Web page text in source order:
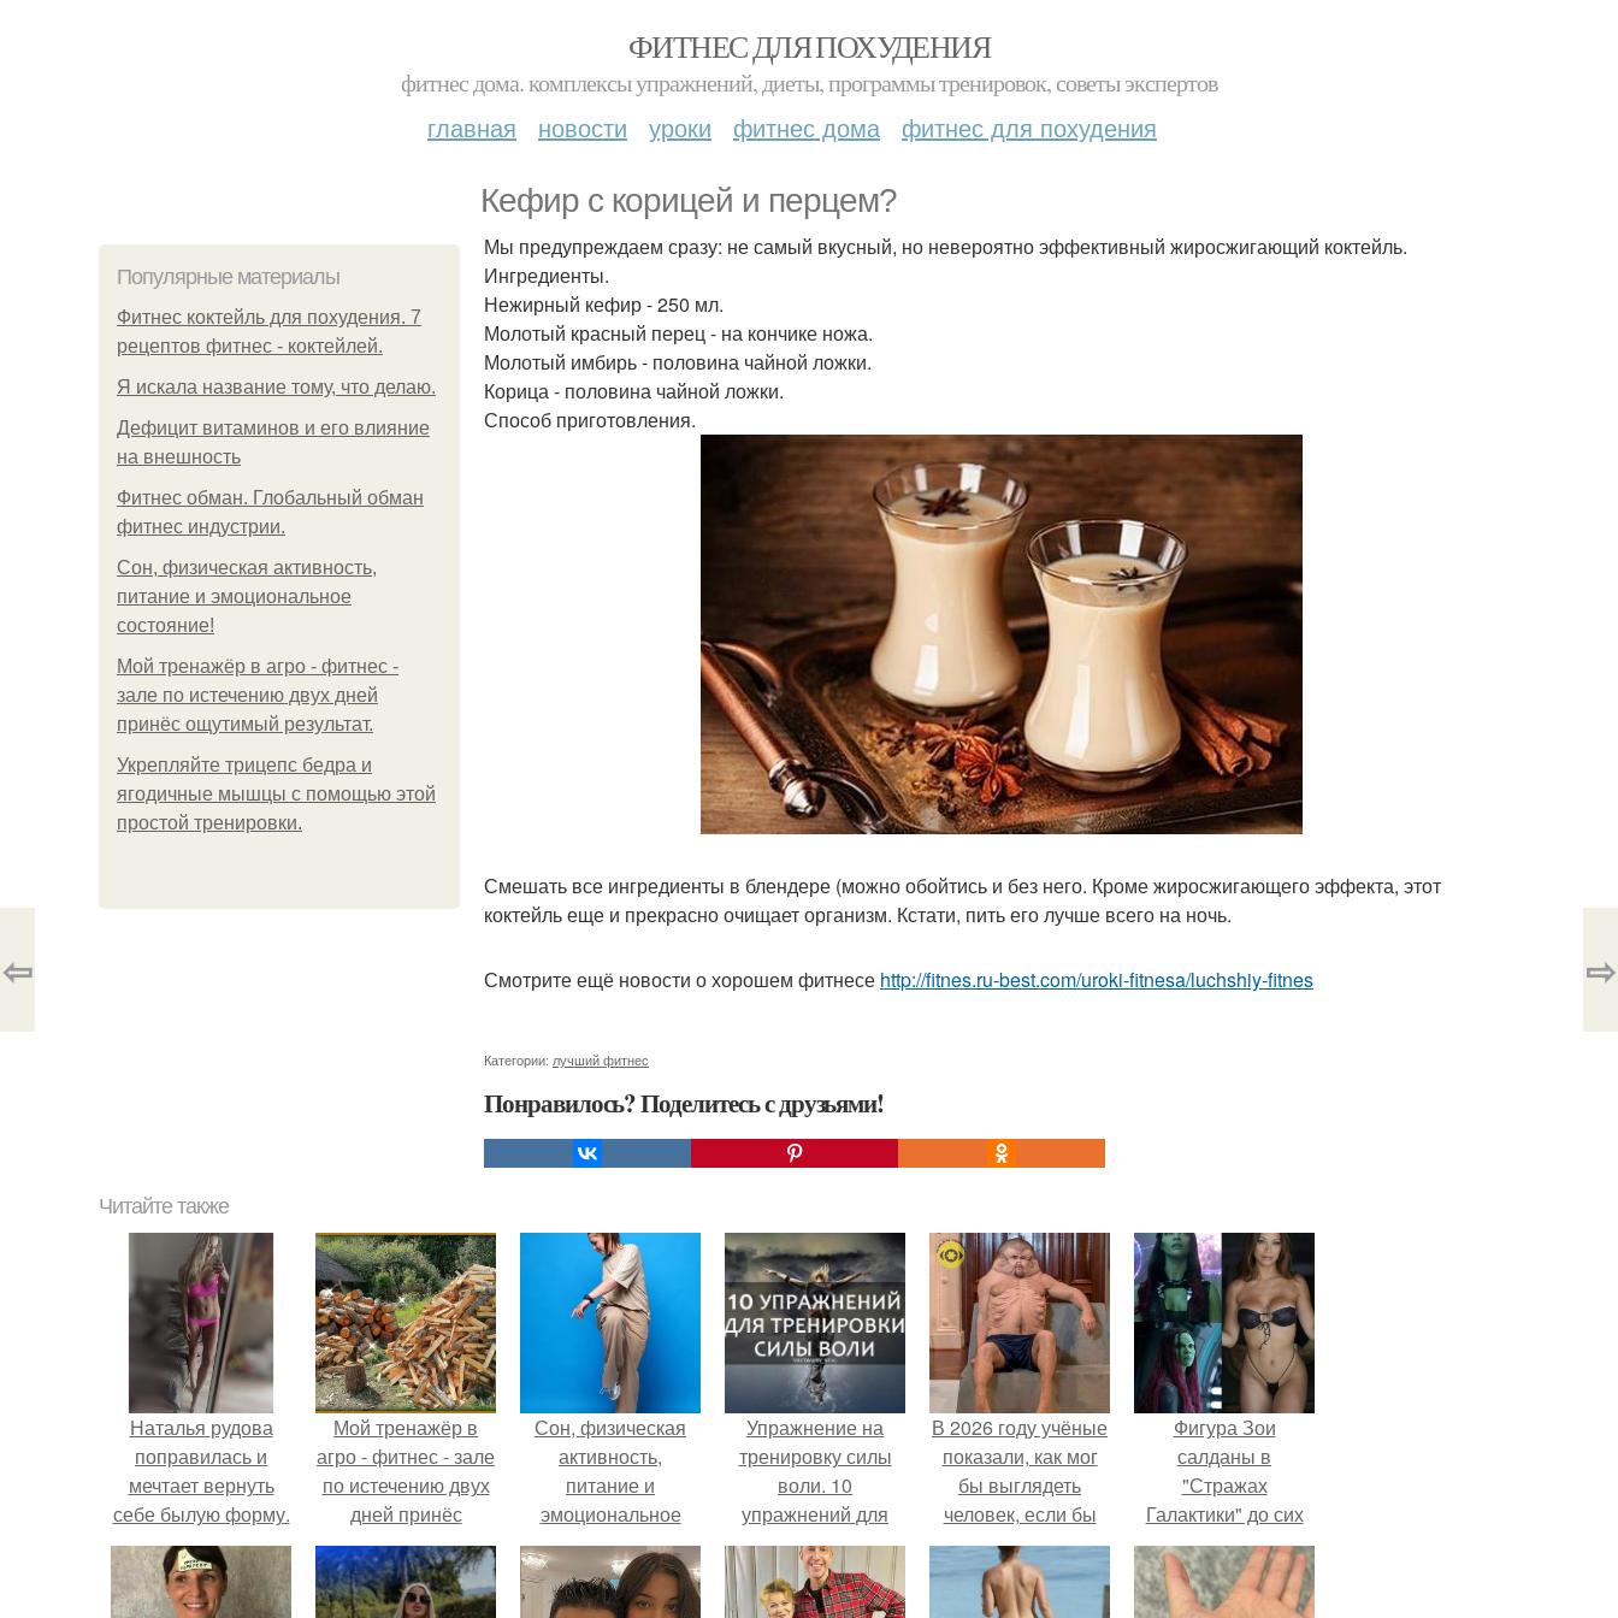
ФИТНЕС ДЛЯ ПОХУДЕНИЯ
фитнес дома. комплексы упражнений, диеты, программы тренировок, советы экспертов
главная новости уроки фитнес дома фитнес для похудения
Кефир с корицей и перцем?
Популярные материалы
Фитнес коктейль для похудения. 7
рецептов фитнес - коктейлей.
Я искала название тому, что делаю.
Дефицит витаминов и его влияние
на внешность
Фитнес обман. Глобальный обман
фитнес индустрии.
Сон, физическая активность,
питание и эмоциональное
состояние!
Мой тренажёр в агро - фитнес -
зале по истечению двух дней
принёс ощутимый результат.
Укрепляйте трицепс бедра и
ягодичные мышцы с помощью этой
простой тренировки.
Мы предупреждаем сразу: не самый вкусный, но невероятно эффективный жиросжигающий коктейль.
Ингредиенты.
Нежирный кефир - 250 мл.
Молотый красный перец - на кончике ножа.
Молотый имбирь - половина чайной ложки.
Корица - половина чайной ложки.
Способ приготовления.
Смешать все ингредиенты в блендере (можно обойтись и без него. Кроме жиросжигающего эффекта, этот
коктейль еще и прекрасно очищает организм. Кстати, пить его лучше всего на ночь.
Смотрите ещё новости о хорошем фитнесе http://fitnes.ru-best.com/uroki-fitnesa/luchshiy-fitnes
Категории: лучший фитнес
Понравилось? Поделитесь с друзьями!
⇦ ⇨
Читайте также
Наталья рудова
поправилась и
мечтает вернуть
себе былую форму.
Мой тренажёр в
агро - фитнес - зале
по истечению двух
дней принёс
ощутимый
результат.
Сон, физическая
активность,
питание и
эмоциональное
состояние!
Упражнение на
тренировку силы
воли. 10
упражнений для
тренировки силы
воли.
В 2026 году учёные
показали, как мог
бы выглядеть
человек, если бы
его тело
эволюционировало
специально для
Фигура Зои
салданы в
"Стражах
Галактики" до сих
пор вызывает
восхищение.